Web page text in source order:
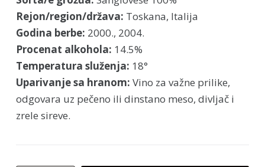
Rejon/region/država: Toskana, Italija
Godina berbe: 2000., 2004.
Procenat alkohola: 14.5%
Temperatura služenja: 18°
Uparivanje sa hranom: Vino za važne prilike,
odgovara uz pečeno ili dinstano meso, divljač i
zrele sireve.